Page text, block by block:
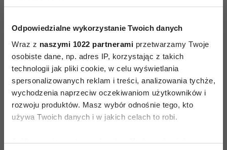
Odpowiedzialne wykorzystanie Twoich danych
Wraz z naszymi 1022 partnerami przetwarzamy Twoje
osobiste dane, np. adres IP, korzystając z takich
technologii jak pliki cookie, w celu wyświetlania
spersonalizowanych reklam i treści, analizowania tychże,
wychodzenia naprzeciw oczekiwaniom użytkowników i
rozwoju produktów. Masz wybór odnośnie tego, kto
używa Twoich danych i w jakich celach to robi.
Jeśli wyrazisz na to zgodę, chcielibyśmy również:
- Aby zapobiec przedwczesnemu starzeniu się
skóry, oprócz kremu z filtrem, możemy
Przykładowo preparat Luminesce zawiera
opatentowaną, formułę wywodzącą się
z dorosłych komórek macierzystych, co jest
przełomem, jeśli chodzi o medycynę anty-agnin.
Zawiera dodatkowo ponad 200 najważniejszych